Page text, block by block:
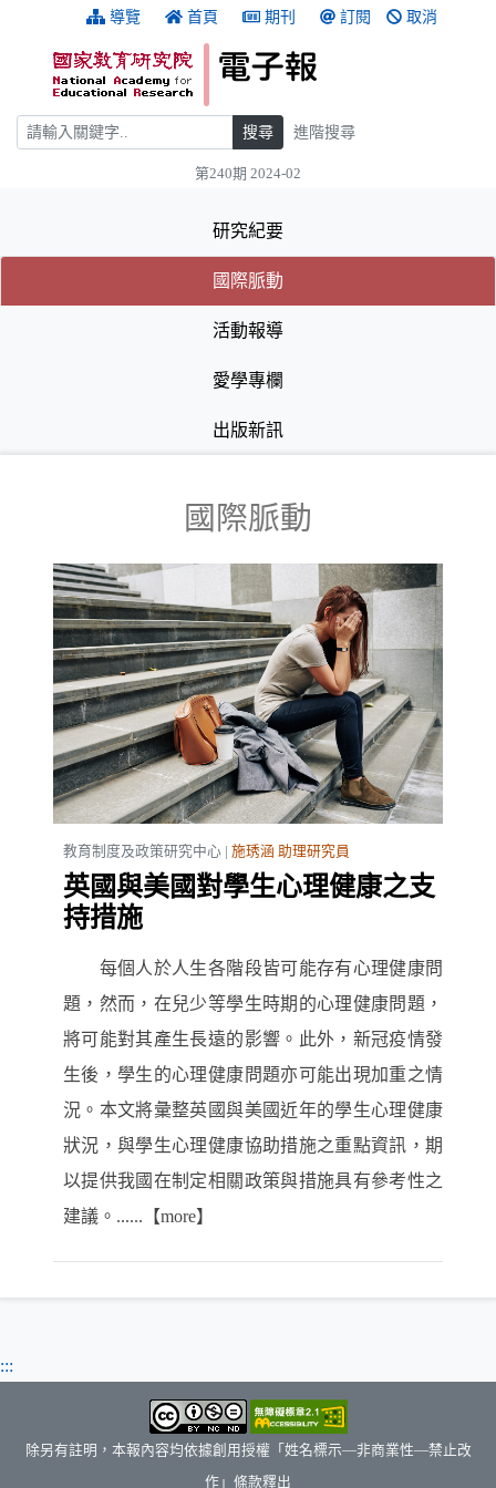
跳到主要內容 導覽 首頁 期刊 訂閱 取消
搜尋 搜尋 進階搜尋
第240期 2024-02
研究紀要
國際脈動
活動報導
愛學專欄
出版新訊
國際脈動
教育制度及政策研究中心 | 施琇涵 助理研究員
英國與美國對學生心理健康之支
持措施
每個人於人生各階段皆可能存有心理健康問
題，然而，在兒少等學生時期的心理健康問題，
將可能對其產生長遠的影響。此外，新冠疫情發
生後，學生的心理健康問題亦可能出現加重之情
況。本文將彙整英國與美國近年的學生心理健康
狀況，與學生心理健康協助措施之重點資訊，期
以提供我國在制定相關政策與措施具有參考性之
建議。......【more】
:::
除另有註明，本報內容均依據創用授權「姓名標示—非商業性—禁止改
作」條款釋出